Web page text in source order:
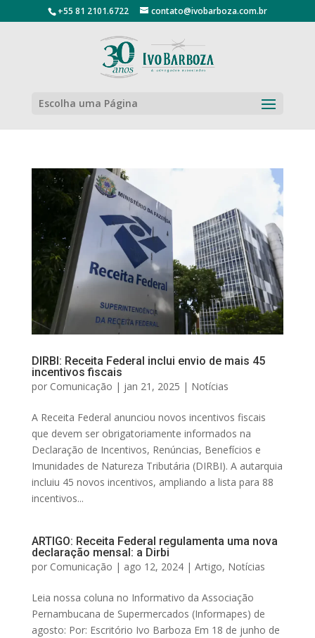
+55 81 2101.6722 contato@ivobarboza.com.br
Escolha uma Página
DIRBI: Receita Federal inclui envio de mais 45
incentivos fiscais
por Comunicação | jan 21, 2025 | Notícias
A Receita Federal anunciou novos incentivos fiscais
que devem ser obrigatoriamente informados na
Declaração de Incentivos, Renúncias, Benefícios e
Imunidades de Natureza Tributária (DIRBI). A autarquia
incluiu 45 novos incentivos, ampliando a lista para 88
incentivos...
ARTIGO: Receita Federal regulamenta uma nova
declaração mensal: a Dirbi
por Comunicação | ago 12, 2024| Artigo, Notícias
Leia nossa coluna no Informativo da Associação
Pernambucana de Supermercados (Informapes) de
agosto: Por: Escritório Ivo Barboza Em 18 de junho de